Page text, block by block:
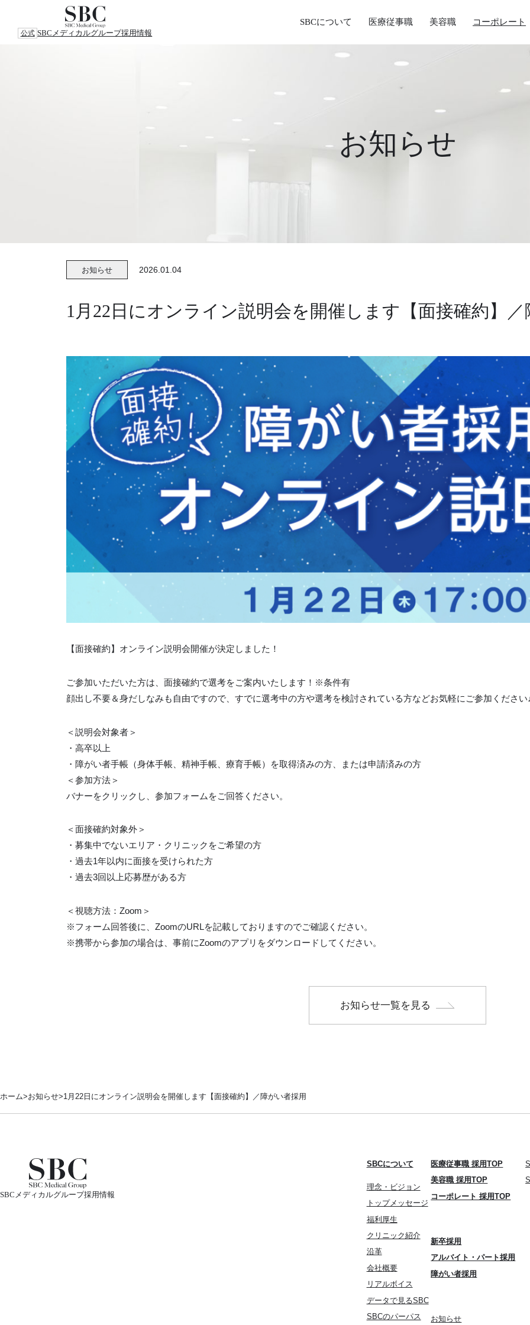
公式 SBCメディカルグループ採用情報
SBCについて 医療従事職 美容職 コーポレート
お知らせ
お知らせ 2026.01.04
1月22日にオンライン説明会を開催します【面接確約】
【面接確約】オンライン説明会開催が決定しました！
ご参加いただいた方は、面接確約で選考をご案内いたします！※条件有
顔出し不要＆身だしなみも自由ですので、すでに選考中の方や選考を検討されている方などお気軽にご参加ください
＜説明会対象者＞
・高卒以上
・障がい者手帳（身体手帳、精神手帳、療育手帳）を取得済みの方、または申請済みの方
＜参加方法＞
バナーをクリックし、参加フォームをご回答ください。
＜面接確約対象外＞
・募集中でないエリア・クリニックをご希望の方
・過去1年以内に面接を受けられた方
・過去3回以上応募歴がある方
＜視聴方法：Zoom＞
※フォーム回答後に、ZoomのURLを記載しておりますのでご確認ください。
※携帯から参加の場合は、事前にZoomのアプリをダウンロードしてください。
お知らせ一覧を見る
ホーム お知らせ 1月22日にオンライン説明会を開催します【面接確約】／障がい者採用
SBCメディカルグループ採用情報
SBCについて
理念・ビジョン
トップメッセージ
福利厚生
クリニック紹介
沿革
会社概要
リアルボイス
データで見るSBC
SBCのパーパス
医療従事職 採用TOP
美容職 採用TOP
コーポレート 採用TOP
新卒採用
アルバイト・パート採用
障がい者採用
お知らせ